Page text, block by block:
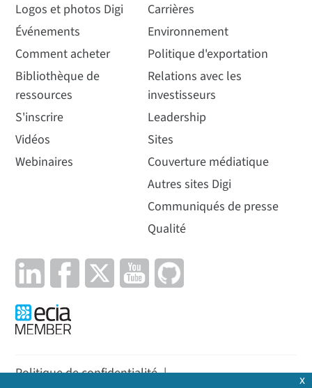
Logos et photos Digi
Événements
Comment acheter
Bibliothèque de
ressources
S'inscrire
Vidéos
Webinaires
Carrières
Environnement
Politique d'exportation
Relations avec les
investisseurs
Leadership
Sites
Couverture médiatique
Autres sites Digi
Communiqués de presse
Qualité
Politique de confidentialité |
x